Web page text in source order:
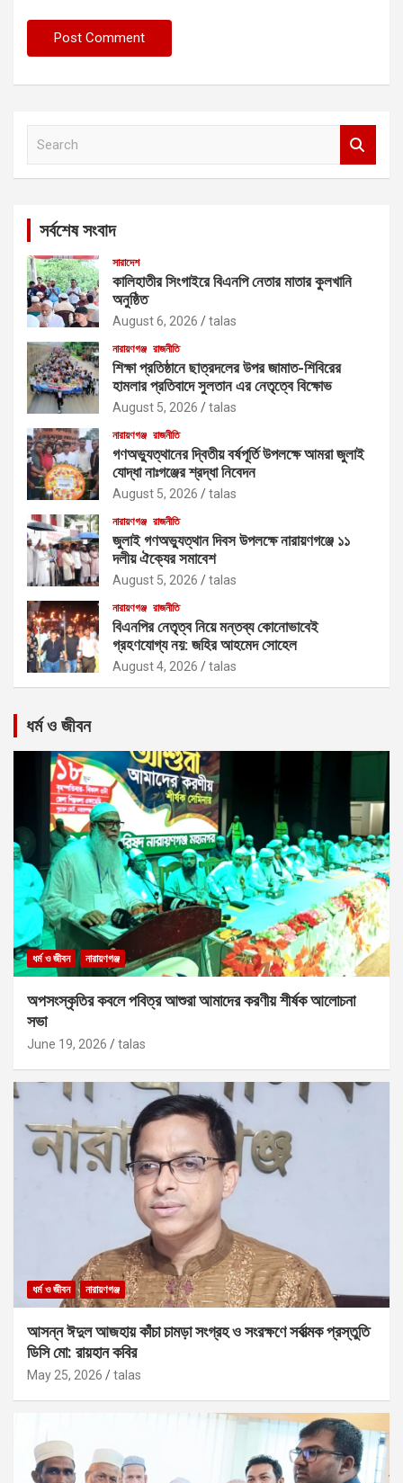
সর্বশেষ সংবাদ
সারাদেশ
কালিহাতীর সিংগাইরে বিএনপি নেতার মাতার কুলখানি
অনুষ্ঠিত
August 6, 2026 talas
নারায়ণগঞ্জ রাজনীতি
শিক্ষা প্রতিষ্ঠানে ছাত্রদলের উপর জামাত-শিবিরের
হামলার প্রতিবাদে সুলতান এর নেতৃত্বে বিক্ষোভ
August 5, 2026 talas
নারায়ণগঞ্জ রাজনীতি
গণঅভ্যুত্থানের দ্বিতীয় বর্ষপূর্তি উপলক্ষে আমরা জুলাই
যোদ্ধা নাঃগঞ্জের শ্রদ্ধা নিবেদন
August 5, 2026 talas
নারায়ণগঞ্জ রাজনীতি
জুলাই গণঅভ্যুত্থান দিবস উপলক্ষে নারায়ণগঞ্জে ১১
দলীয় ঐক্যের সমাবেশ
August 5, 2026 talas
নারায়ণগঞ্জ রাজনীতি
বিএনপির নেতৃত্ব নিয়ে মন্তব্য কোনোভাবেই
গ্রহণযোগ্য নয়: জহির আহমেদ সোহেল
August 4, 2026 talas
ধর্ম ও জীবন
ধর্ম ও জীবন নারায়ণগঞ্জ
অপসংস্কৃতির কবলে পবিত্র আশুরা আমাদের করণীয় শীর্ষক আলোচনা
সভা
June 19, 2026 talas
ধর্ম ও জীবন নারায়ণগঞ্জ
আসন্ন ঈদুল আজহায় কাঁচা চামড়া সংগ্রহ ও সংরক্ষণে সর্বাত্মক প্রস্তুতি
ডিসি মো: রায়হান কবির
May 25, 2026 talas